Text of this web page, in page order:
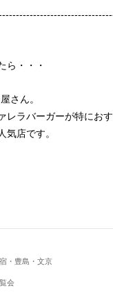
ら・・・
さん。
レラバーガーが特におす
気店です。
・豊島・文京
会